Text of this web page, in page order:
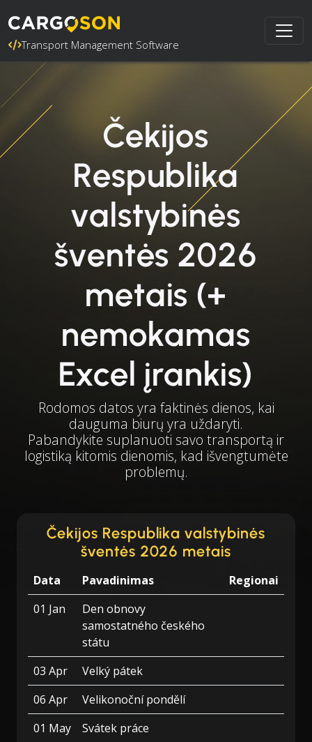
Transport Management Software
Čekijos
Respublika
valstybinės
šventės 2026
metais (+
nemokamas
Excel įrankis)
Rodomos datos yra faktinės dienos, kai
dauguma biurų yra uždaryti.
Pabandykite suplanuoti savo transportą ir
logistiką kitomis dienomis, kad išvengtumėte
problemų.
Čekijos Respublika valstybinės
šventės 2026 metais
Data Pavadinimas
Regionai
01 Jan
Den obnovy
samostatného českého
státu
03 Apr
Velký pátek
06 Apr
Velikonoční pondělí
01 May
Svátek práce